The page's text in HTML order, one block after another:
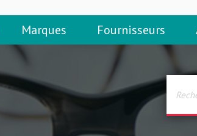
Marques Fournisseurs